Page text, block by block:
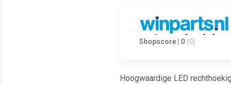
Shopscore | 0 (0)
Hoogwaardige LED